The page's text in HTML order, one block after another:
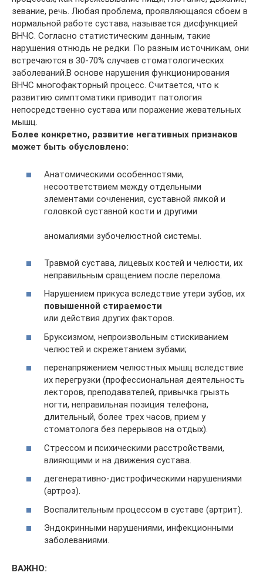
зевание, речь. Любая проблема, проявляющаяся сбоем в
нормальной работе сустава, называется дисфункцией
ВНЧС. Согласно статистическим данным, такие
нарушения отнюдь не редки. По разным источникам, они
встречаются в 30-70% случаев стоматологических
заболеваний.В основе нарушения функционирования
ВНЧС многофакторный процесс. Считается, что к
развитию симптоматики приводит патология
непосредственно сустава или поражение жевательных
мышц.
Более конкретно, развитие негативных признаков
может быть обусловлено:
Анатомическими особенностями,
несоответствием между отдельными
элементами сочленения, суставной ямкой и
головкой суставной кости и другими
аномалиями зубочелюстной системы.
Травмой сустава, лицевых костей и челюсти, их
неправильным сращением после перелома.
Нарушением прикуса вследствие утери зубов, их
повышенной стираемости
или действия других факторов.
Бруксизмом, непроизвольным стискиванием
челюстей и скрежетанием зубами;
перенапряжением челюстных мышц вследствие
их перегрузки (профессиональная деятельность
лекторов, преподавателей, привычка грызть
ногти, неправильная позиция телефона,
длительный, более трех часов, прием у
стоматолога без перерывов на отдых).
Стрессом и психическими расстройствами,
влияющими и на движения сустава.
дегенеративно-дистрофическими нарушениями
(артроз).
Воспалительным процессом в суставе (артрит).
Эндокринными нарушениями, инфекционными
заболеваниями.
ВАЖНО: